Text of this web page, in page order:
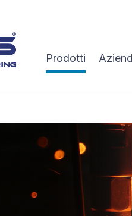
Prodotti